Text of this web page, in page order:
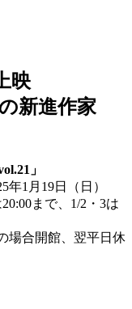
映
新進作家
」
年1月19日（日）
まで、1/2・3は
場合開館、翌平日休